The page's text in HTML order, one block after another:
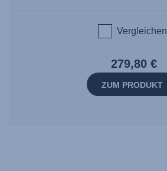
Vergleichen
279,80 €
ZUM PRODUKT